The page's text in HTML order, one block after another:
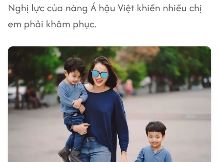
Nghị lực của nàng Á hậu Việt khiến nhiều chị
em phải khâm phục.